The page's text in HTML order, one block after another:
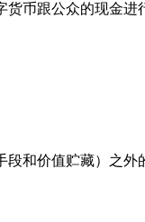
币跟公众的现金
和价值贮藏）之